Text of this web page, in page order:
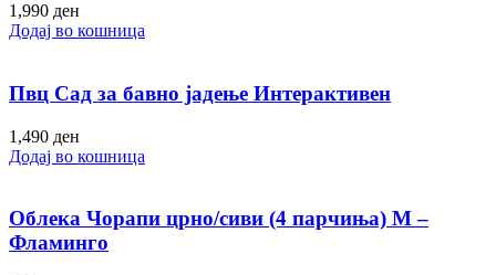
1,990 ден
Додај во кошница
Пвц Сад за бавно јадење Интерактивен
1,490 ден
Додај во кошница
Облека Чорапи црно/сиви (4 парчиња) M –
Фламинго